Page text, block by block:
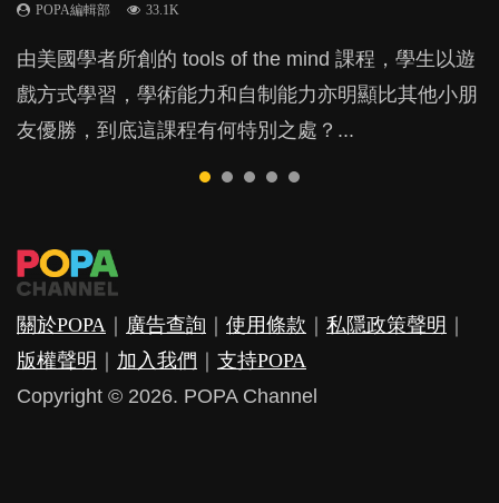
POPA編輯部 33.1K
由美國學者所創的 tools of the mind 課程，學生以遊
戲方式學習，學術能力和自制能力亦明顯比其他小朋
友優勝，到底這課程有何特別之處？...
POPA編輯部 47.1K
現今小朋友的起跑線，愈推愈前。雖然政府並無官方
的統計數字，但粗略估算，香港至少有六、七百家早
期教育中心，但孩子是否愈早上Playgroup愈好？...
鬱，影響日常生活，嚴重的甚至會有自殺，或傷害小
朋友的念頭。但為何爸爸患上產後抑鬱往往難以察
覺？...
POPA編輯部 25.8K
許多媽媽心底可能都有一刻掙扎過：究竟全職好，還
是在職好。雖說每個家庭都有自己的獨特狀況和考慮
因素，但原來全職和在職媽媽所養育的子女其實都各
POPA編輯部 71.3K
很多家長經常跟子女講英文，甚至由孩子一出世開
始，便已急不及待的只講英文，一句廣東話也不說。
如果家長為了讓孩子學英文，只用外語跟子女溝通，
關於POPA 廣告查詢 使用條款 私隱政策聲明
版權聲明
加入我們
支持POPA
Copyright © 2026. POPA Channel